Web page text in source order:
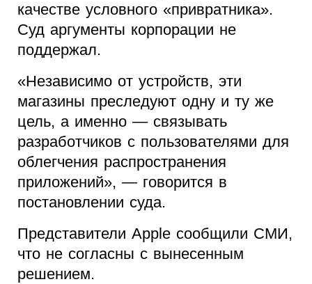
качестве условного «привратника».
Суд аргументы корпорации не
поддержал.
«Независимо от устройств, эти
магазины преследуют одну и ту же
цель, а именно — связывать
разработчиков с пользователями для
облегчения распространения
приложений», — говорится в
постановлении суда.
Представители Apple сообщили СМИ,
что не согласны с вынесенным
решением.